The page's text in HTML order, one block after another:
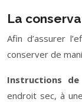
La
Afin d’assurer
conserver de
Instructions
endroit sec, à